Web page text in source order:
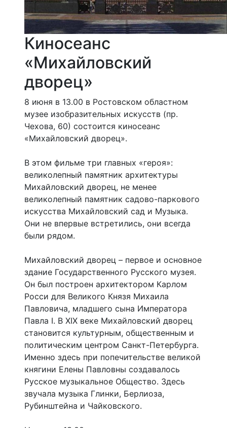
Киносеанс
«Михайловский
дворец»
8 июня в 13.00 в Ростовском областном
музее изобразительных искусств (пр.
Чехова, 60) состоится киносеанс
«Михайловский дворец».
В этом фильме три главных «героя»:
великолепный памятник архитектуры
Михайловский дворец, не менее
великолепный памятник садово-паркового
искусства Михайловский сад и Музыка.
Они не впервые встретились, они всегда
были рядом.
Михайловский дворец – первое и основное
здание Государственного Русского музея.
Он был построен архитектором Карлом
Росси для Великого Князя Михаила
Павловича, младшего сына Императора
Павла I. В XIX веке Михайловский дворец
становится культурным, общественным и
политическим центром Санкт-Петербурга.
Именно здесь при попечительстве великой
княгини Елены Павловны создавалось
Русское музыкальное Общество. Здесь
звучала музыка Глинки, Берлиоза,
Рубинштейна и Чайковского.